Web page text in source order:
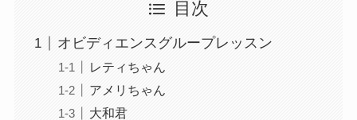
目次
オビディエンスグループレッスン
レティちゃん
アメリちゃん
大和君